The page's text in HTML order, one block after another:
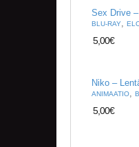
Sex Drive
BLU-RAY,
5,00€
Niko –
ANIMAATIO,
5,00€